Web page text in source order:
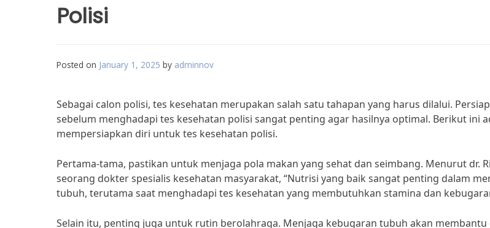
Polisi
Posted on January 1, 2025 by adminnov
Sebagai calon polisi, tes kesehatan merupakan salah satu tahapan yang harus dilalui.
sebelum menghadapi tes kesehatan polisi sangat penting agar hasilnya optimal. Berikut ini
mempersiapkan diri untuk tes kesehatan polisi.
Pertama-tama, pastikan untuk menjaga pola makan yang sehat dan seimbang. Menurut dr.
seorang dokter spesialis kesehatan masyarakat, “Nutrisi yang baik sangat penting dalam
tubuh, terutama saat menghadapi tes kesehatan yang membutuhkan stamina dan
Selain itu, penting juga untuk rutin berolahraga. Menjaga kebugaran tubuh akan membantu